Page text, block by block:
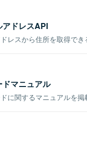
ドレスAPI
レスから住所を取得でき
マニュアル
に関するマニュアルを掲